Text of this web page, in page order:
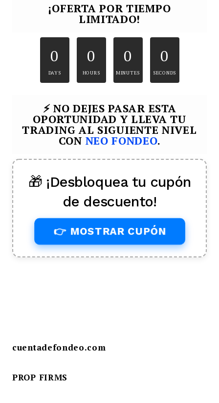
¡OFERTA POR TIEMPO
LIMITADO!
0
DAYS
0
HOURS
0
MINUTES
0
SECONDS
⚡ NO DEJES PASAR ESTA
OPORTUNIDAD Y LLEVA TU
TRADING AL SIGUIENTE NIVEL
CON NEO FONDEO.
🎁 ¡Desbloquea tu cupón
de descuento!
👉 MOSTRAR CUPÓN
cuentadefondeo.com
PROP FIRMS